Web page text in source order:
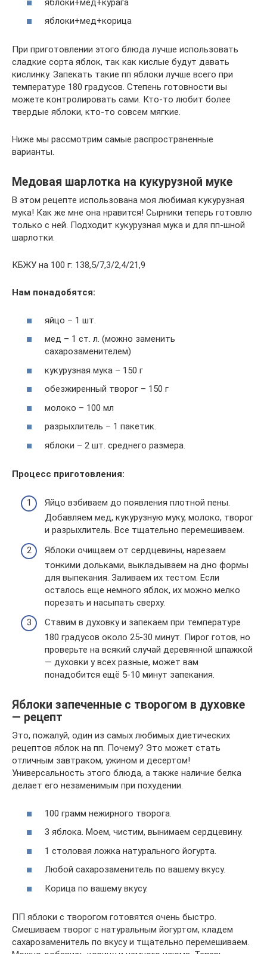
яблоки+мед+корица
При приготовлении этого блюда лучше использовать
сладкие сорта яблок, так как кислые будут давать
кислинку. Запекать такие пп яблоки лучше всего при
температуре 180 градусов. Степень готовности вы
можете контролировать сами. Кто-то любит более
твердые яблоки, кто-то совсем мягкие.
Ниже мы рассмотрим самые распространенные
варианты.
Медовая шарлотка на кукурузной муке
В этом рецепте использована моя любимая кукурузная
мука! Как же мне она нравится! Сырники теперь готовлю
только с ней. Подходит кукурузная мука и для пп-шной
шарлотки.
КБЖУ на 100 г: 138,5/7,3/2,4/21,9
Нам понадобятся:
яйцо – 1 шт.
мед – 1 ст. л. (можно заменить
сахарозаменителем)
кукурузная мука – 150 г
обезжиренный творог – 150 г
молоко – 100 мл
разрыхлитель – 1 пакетик.
яблоки – 2 шт. среднего размера.
Процесс приготовления:
Яйцо взбиваем до появления плотной пены.
Добавляем мед, кукурузную муку, молоко, творог
и разрыхлитель. Все тщательно перемешиваем.
Яблоки очищаем от сердцевины, нарезаем
тонкими дольками, выкладываем на дно формы
для выпекания. Заливаем их тестом. Если
осталось еще немного яблок, их можно мелко
порезать и насыпать сверху.
Ставим в духовку и запекаем при температуре
180 градусов около 25-30 минут. Пирог готов, но
проверьте на всякий случай деревянной шпажкой
— духовки у всех разные, может вам
понадобится ещё 5-10 минут запекания.
Яблоки запеченные с творогом в духовке
— рецепт
Это, пожалуй, один из самых любимых диетических
рецептов яблок на пп. Почему? Это может стать
отличным завтраком, ужином и десертом!
Универсальность этого блюда, а также наличие белка
делает его незаменимым при похудении.
100 грамм нежирного творога.
3 яблока. Моем, чистим, вынимаем сердцевину.
1 столовая ложка натурального йогурта.
Любой сахарозаменитель по вашему вкусу.
Корица по вашему вкусу.
ПП яблоки с творогом готовятся очень быстро.
Смешиваем творог с натуральным йогуртом, кладем
сахарозаменитель по вкусу и тщательно перемешиваем.